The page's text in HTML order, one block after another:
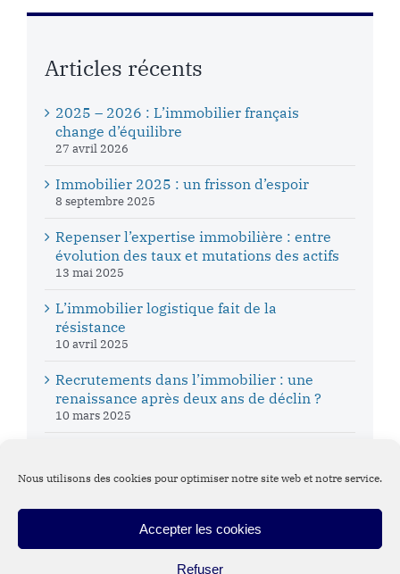
Nous utilisons des cookies pour optimiser notre site web et notre service.
Accepter les cookies
Refuser
Articles récents
2025 – 2026 : L’immobilier français
change d’équilibre
27 avril 2026
Immobilier 2025 : un frisson d’espoir
8 septembre 2025
Repenser l’expertise immobilière : entre
évolution des taux et mutations des actifs
13 mai 2025
L’immobilier logistique fait de la
résistance
10 avril 2025
Recrutements dans l’immobilier : une
renaissance après deux ans de déclin ?
10 mars 2025
Suivez DVA Executive Search